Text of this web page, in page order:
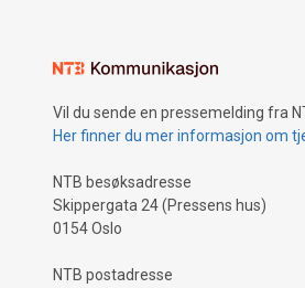
Vil du sende en pressemelding fra
Her finner du mer informasjon om
NTB besøksadresse
Skippergata 24 (Pressens hus)
0154 Oslo
NTB postadresse